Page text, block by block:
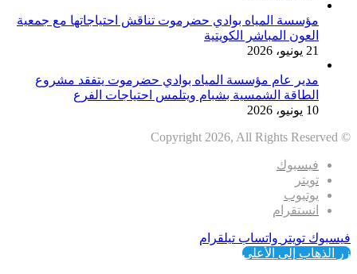
مؤسسة المياه بوادي حضرموت تناقش احتياجاتها مع جمعية
العون المباشر الكويتية
21 يونيو، 2026
مدير عام مؤسسة المياه بوادي حضرموت يتفقد مشروع
الطاقة الشمسية بشبام ويتلمس احتياجات الفرع
10 يونيو، 2026
© Copyright 2026, All Rights Reserved
فيسبوك
تويتر
يوتيوب
انستقرام
فيسبوك تويتر واتساب تيلقرام
زر الذهاب إلى الأعلى